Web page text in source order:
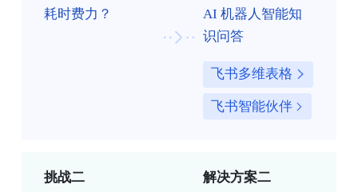
耗时费力？
AI 机器人智能知
识问答
飞书多维表格
飞书智能伙伴
挑战二 解决方案二